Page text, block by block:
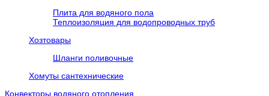
Плита для водяного пола
Теплоизоляция для водопроводных труб
Хозтовары
Шланги поливочные
Хомуты сантехнические
Конвекторы водяного отопления